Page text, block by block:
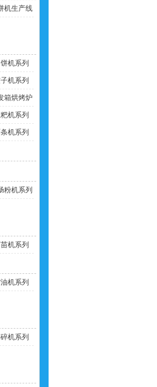
机生产线
机系列
机系列
箱烘烤炉
机系列
机系列
粉机系列
机系列
机系列
机系列